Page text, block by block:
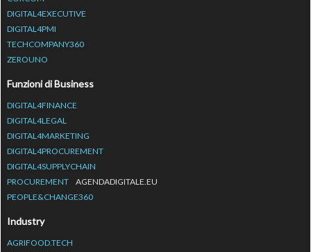
DIGITAL4EXECUTIVE
DIGITAL4PMI
TECHCOMPANY360
ZEROUNO
Funzioni di Business
DIGITAL4FINANCE
DIGITAL4LEGAL
DIGITAL4MARKETING
DIGITAL4PROCUREMENT
DIGITAL4SUPPLYCHAIN
PROCUREMENT
AGENDADIGITALE.EU
PEOPLE&CHANGE360
Industry
AGRIFOOD.TECH